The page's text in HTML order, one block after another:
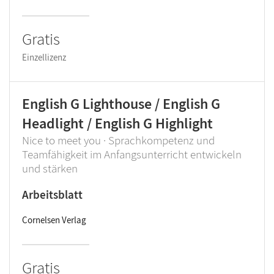
Gratis
Einzellizenz
English G Lighthouse / English G
Headlight / English G Highlight
Nice to meet you · Sprachkompetenz und
Teamfähigkeit im Anfangsunterricht entwickeln
und stärken
Arbeitsblatt
Cornelsen Verlag
Gratis